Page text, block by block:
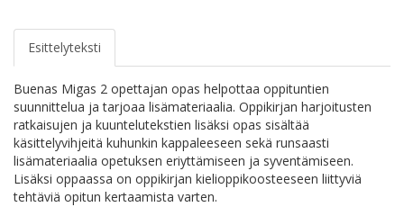
Esittelyteksti
Buenas Migas 2 opettajan opas helpottaa oppituntien
suunnittelua ja tarjoaa lisämateriaalia. Oppikirjan harjoitusten
ratkaisujen ja kuuntelutekstien lisäksi opas sisältää
käsittelyvihjeitä kuhunkin kappaleeseen sekä runsaasti
lisämateriaalia opetuksen eriyttämiseen ja syventämiseen.
Lisäksi oppaassa on oppikirjan kielioppikoosteeseen liittyviä
tehtäviä opitun kertaamista varten.